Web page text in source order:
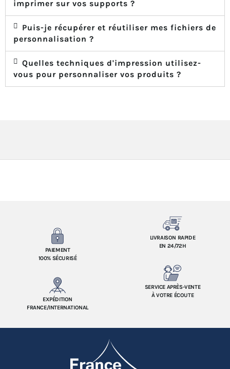
imprimer sur vos supports ?
Puis-je récupérer et réutiliser mes fichiers de
personnalisation ?
Quelles techniques d'impression utilisez-
vous pour personnaliser vos produits ?
PAIEMENT
100% SÉCURISÉ
LIVRAISON RAPIDE
EN 24/72H
EXPÉDITION
FRANCE/INTERNATIONAL
SERVICE APRÈS-VENTE
À VOTRE ÉCOUTE